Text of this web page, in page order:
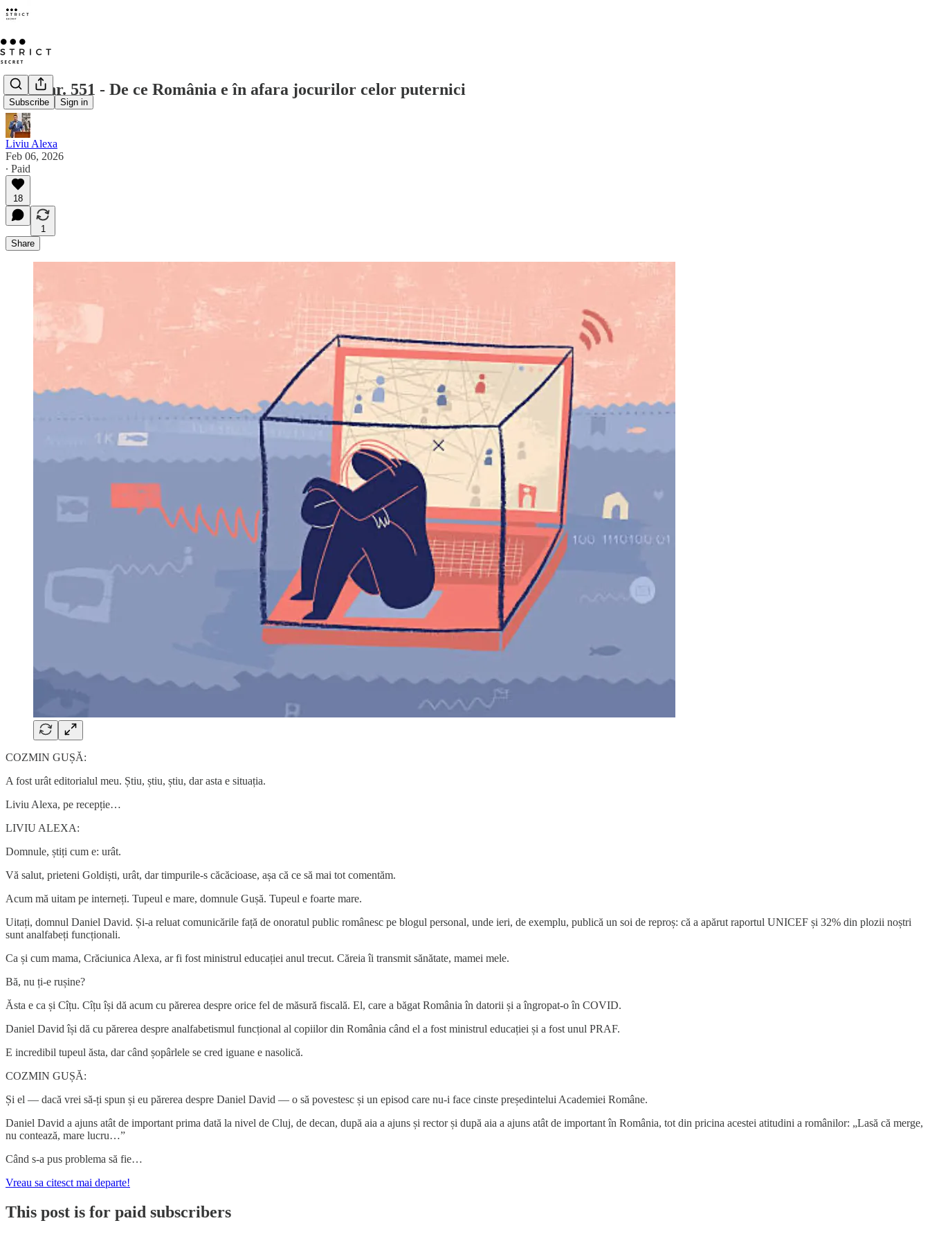
Subscribe Sign in
Opus nr. 551 - De ce România e în afara jocurilor celor puternici
Liviu Alexa
Feb 06, 2026
∙ Paid
18
1
Share
COZMIN GUȘĂ:
A fost urât editorialul meu. Știu, știu, știu, dar asta e situația.
Liviu Alexa, pe recepție…
LIVIU ALEXA:
Domnule, știți cum e: urât.
Vă salut, prieteni Goldiști, urât, dar timpurile-s căcăcioase, așa că ce să mai tot comentăm.
Acum mă uitam pe interneți. Tupeul e mare, domnule Gușă. Tupeul e foarte mare.
Uitați, domnul Daniel David. Și-a reluat comunicările față de onoratul public românesc pe blogul personal, unde ieri, de exemplu, publică un soi de reproș: că a apărut raportul UNICEF și 32% din plozii noștri
sunt analfabeți funcționali.
Ca și cum mama, Crăciunica Alexa, ar fi fost ministrul educației anul trecut. Căreia îi transmit sănătate, mamei mele.
Bă, nu ți-e rușine?
Ăsta e ca și Cîțu. Cîțu își dă acum cu părerea despre orice fel de măsură fiscală. El, care a băgat România în datorii și a îngropat-o în COVID.
Daniel David își dă cu părerea despre analfabetismul funcțional al copiilor din România când el a fost ministrul educației și a fost unul PRAF.
E incredibil tupeul ăsta, dar când șopârlele se cred iguane e nasolică.
COZMIN GUȘĂ:
Și el — dacă vrei să-ți spun și eu părerea despre Daniel David — o să povestesc și un episod care nu-i face cinste președintelui Academiei Române.
Daniel David a ajuns atât de important prima dată la nivel de Cluj, de decan, după aia a ajuns și rector și după aia a ajuns atât de important în România, tot din pricina acestei atitudini a românilor: „Lasă că merge,
nu contează, mare lucru…”
Când s-a pus problema să fie…
Vreau sa citesct mai departe!
This post is for paid subscribers